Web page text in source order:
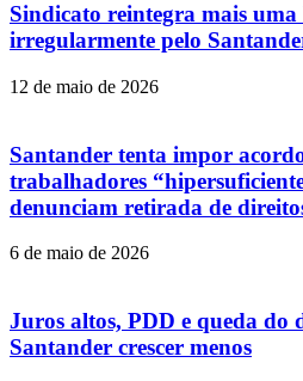
Sindicato reintegra mais
irregularmente pelo
12 de maio de 2026
Santander tenta impor
trabalhadores
denunciam retirada de
6 de maio de 2026
Juros altos, PDD e queda do
Santander crescer menos